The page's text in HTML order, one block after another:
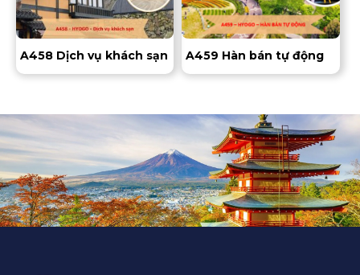
A458 Dịch vụ khách sạn A459 Hàn bán tự động